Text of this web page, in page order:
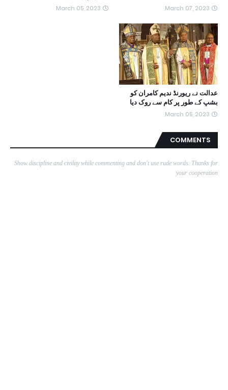
March 07, 2023
March 05, 2023
عدالت نے ریورنڈ ندیم کامران کو
بشپ کے طور پر کام سے روک دیا
March 05, 2023
COMMENTS
Show discipline and civility while commenting and don't use rude words. Thanks for
your cooperation